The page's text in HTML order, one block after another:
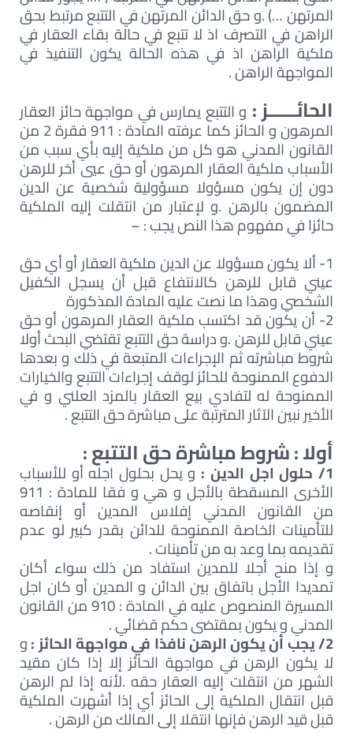
المرتهن …) .و حق الدائن المرتهن في التتبع مرتبط بحق
الراهن في التصرف اذ لا تتبع في حالة بقاء العقار في
ملكية الراهن اذ في هذه الحالة يكون التنفيذ في
المواجهة الراهن .
الحائــــــز : و التتبع يمارس في مواجهة حائز العقار
المرهون و الحائز كما عرفته المادة : 911 فقرة 2 من
القانون المدني هو كل من ملكية إليه بأي سبب من
الأسباب ملكية العقار المرهون أو حق عيي أخر للرهن
دون إن يكون مسؤولا مسؤولية شخصية عن الدين
المضمون بالرهن .و لإعتبار من انتقلت إليه الملكية
حائزا في مفهوم هذا النص يجب : –
1- ألا يكون مسؤولا عن الدين ملكية العقار أو أي حق
عيني قابل للرهن كالانتفاع قبل أن يسجل الكفيل
الشخصي وهذا ما نصت عليه المادة المذكورة
2- أن يكون قد اكتسب ملكية العقار المرهون أو حق
عيني قابل للرهن .و دراسة حق التتبع تقتضي البحث أولا
شروط مباشرته ثم الإجراءات المتبعة في ذلك و بعدها
الدفوع الممنوحة للحائز لوقف إجراءات التتبع والخيارات
الممنوحة له لتفادي بيع العقار بالمزد العلني و في
الأخير نبين الآثار المترتبة على مباشرة حق التتبع .
أولا : شروط مباشرة حق التتبع:
1/ حلول اجل الدين : و يحل بحلول اجله أو للأسباب
الأخرى المسقطة بالأجل و هي و فقا للمادة : 911
من القانون المدني إفلاس المدين أو إنقاصه
للتأمينات الخاصة الممنوحة للدائن بقدر كبير لو عدم
تقديمه بما وعد به من تأمينات .
و إذا منح أجلا للمدين استفاد من ذلك سواء أكان
تمديدا الأجل باتفاق بين الدائن و المدين أو كان اجل
المسيرة المنصوص عليه في المادة : 910 من القانون
المدني و يكون بمقتضى حكم قضائي .
2/ يجب أن يكون الرهن نافذا في مواجهة الحائز : و
لا يكون الرهن في مواجهة الحائز إلا إذا كان مقيد
الشهر من انتقلت إليه العقار حقه .لأنه إذا لم الرهن
قبل انتقال الملكية إلى الحائز أي إذا أشهرت الملكية
قبل قيد الرهن فإنها انتقلا إلى المالك من الرهن .